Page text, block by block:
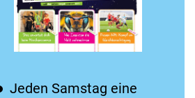
Jeden Samstag eine